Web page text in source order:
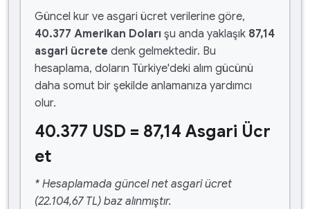
Güncel kur ve asgari ücret verilerine göre,
40.377 Amerikan Doları şu anda yaklaşık 87,14
asgari ücrete denk gelmektedir. Bu
hesaplama, doların Türkiye'deki alım gücünü
daha somut bir şekilde anlamanıza yardımcı
olur.
40.377 USD = 87,14 Asgari Ücr
et
* Hesaplamada güncel net asgari ücret
(22.104,67 TL) baz alınmıştır.